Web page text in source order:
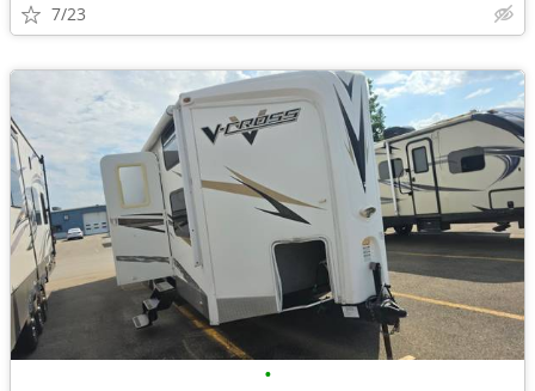
7/23
•